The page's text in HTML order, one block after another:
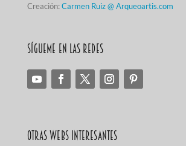
Creación:Carmen Ruiz @ Arqueoartis.com
Sígueme en las redes
Otras Webs Interesantes